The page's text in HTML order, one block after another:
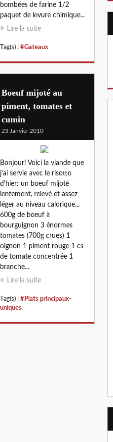
bombées de farine 1/2
paquet de levure chimique...
Lire la suite
Tag(s) : #Gateaux
Boeuf mijoté au
piment, tomates et
cumin
23 Janvier 2010
Bonjour! Voici la viande que
j'ai servie avec le risotto
d'hier: un boeuf mijoté
lentement, relevé et assez
léger au niveau calorique...
600g de boeuf à
bourguignon 3 énormes
tomates (700g crues) 1
oignon 1 piment rouge 1 cs
de tomate concentrée 1
branche...
Lire la suite
Tag(s) : #Plats principaux-
uniques